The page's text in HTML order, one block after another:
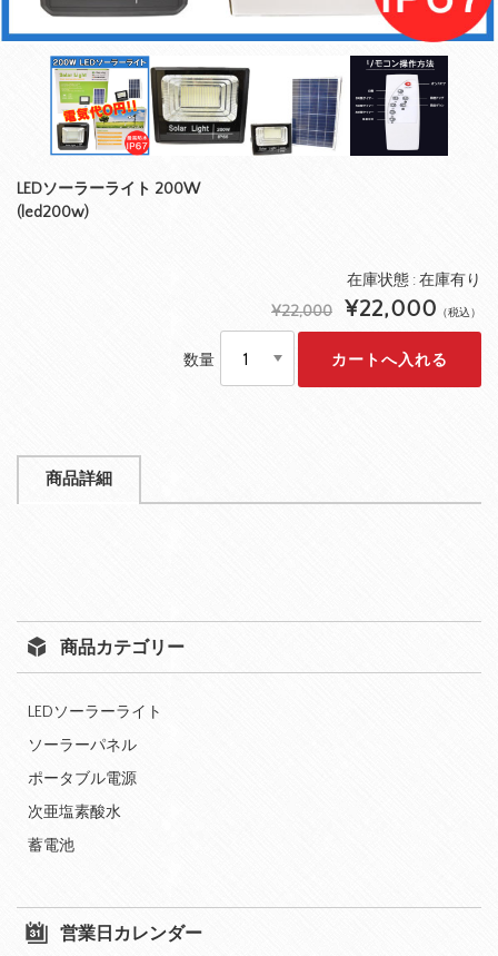
LEDソーラーライト 200W
(led200w)
在庫状態 : 在庫有り
¥22,000
¥22,000 （税込）
数量
商品詳細
商品カテゴリー
LEDソーラーライト
ソーラーパネル
ポータブル電源
次亜塩素酸水
蓄電池
営業日カレンダー